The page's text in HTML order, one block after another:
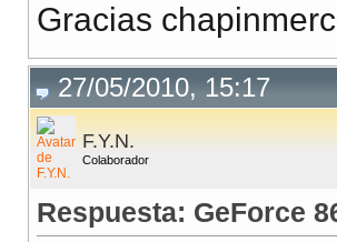
Gracias
27/05/2010, 15:17
F.Y.N.
Colaborador
Respuesta: GeForce